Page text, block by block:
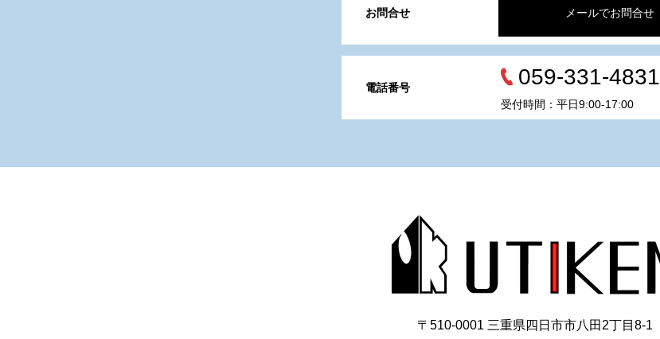
お問合せ メールでお問合せ
電話番号 059-331-4831
受付時間：平日9:00-17:00
〒510-0001 三重県四日市市八田2丁目8‐1